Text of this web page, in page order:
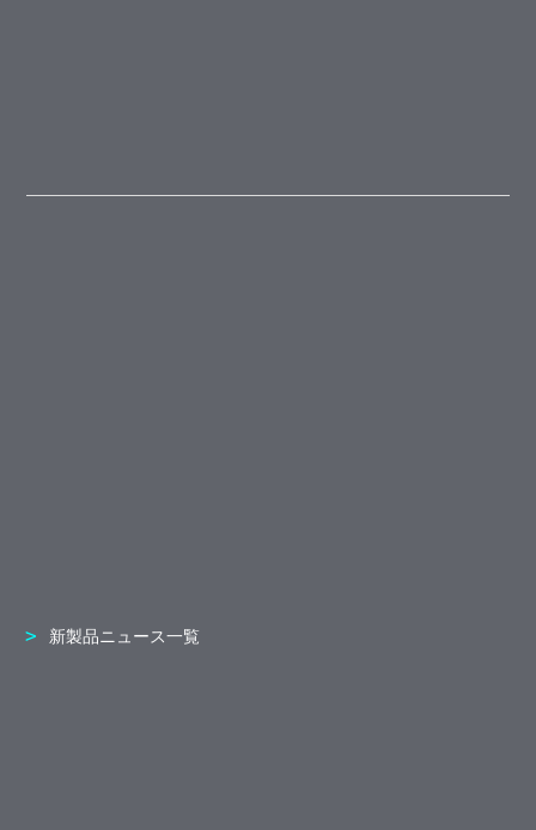
新製品ニュース一覧